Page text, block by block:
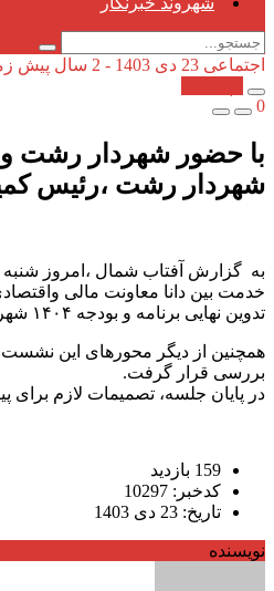
اجتماعی 23 دی 1403 - 2 سال پیش
0
با حضور شهردار رشت
شهردار رشت ،رئیس
خدمت بین دانا معاونت مالی
تدوین نهایی برنامه و بودجه ۱۴۰۴ شهرداری رشت برگزار شد.
همچنین از دیگر محورهای این
بررسی قرار گرفت.
در پایان جلسه، تصمیمات لازم برای
159 بازدید
کدخبر: 10297
تاریخ: 23 دی 1403
نویسنده